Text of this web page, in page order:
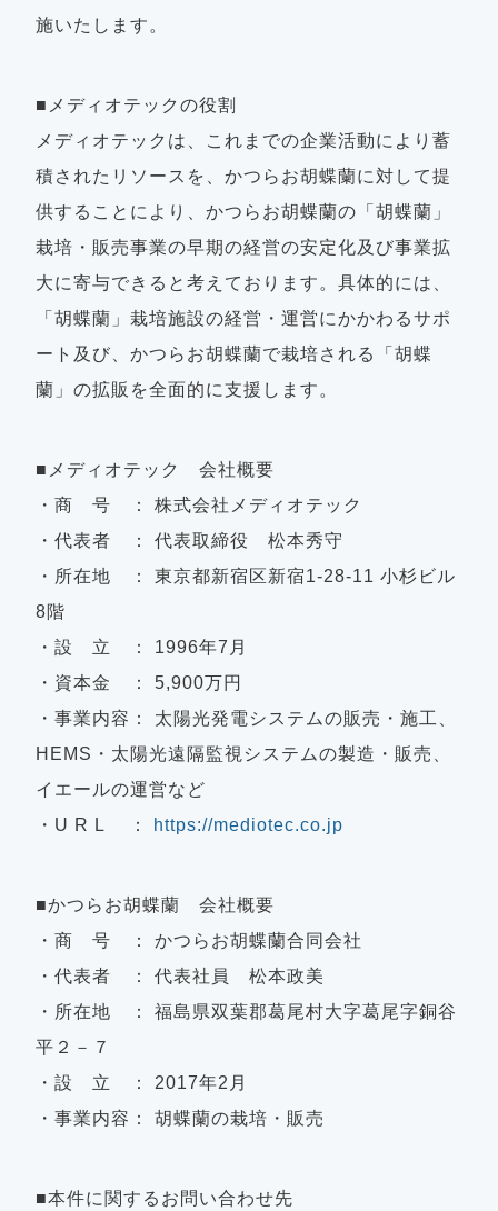
施いたします。
■メディオテックの役割
メディオテックは、これまでの企業活動により蓄
積されたリソースを、かつらお胡蝶蘭に対して提
供することにより、かつらお胡蝶蘭の「胡蝶蘭」
栽培・販売事業の早期の経営の安定化及び事業拡
大に寄与できると考えております。具体的には、
「胡蝶蘭」栽培施設の経営・運営にかかわるサポ
ート及び、かつらお胡蝶蘭で栽培される「胡蝶
蘭」の拡販を全面的に支援します。
■メディオテック 会社概要
・商 号 ： 株式会社メディオテック
・代表者 ： 代表取締役 松本秀守
・所在地 ： 東京都新宿区新宿1-28-11 小杉ビル
8階
・設 立 ： 1996年7月
・資本金 ： 5,900万円
・事業内容： 太陽光発電システムの販売・施工、
HEMS・太陽光遠隔監視システムの製造・販売、
イエールの運営など
・U R L ：
https://mediotec.co.jp
■かつらお胡蝶蘭 会社概要
・商 号 ： かつらお胡蝶蘭合同会社
・代表者 ： 代表社員 松本政美
・所在地 ： 福島県双葉郡葛尾村大字葛尾字銅谷
平２－７
・設 立 ： 2017年2月
・事業内容： 胡蝶蘭の栽培・販売
■本件に関するお問い合わせ先